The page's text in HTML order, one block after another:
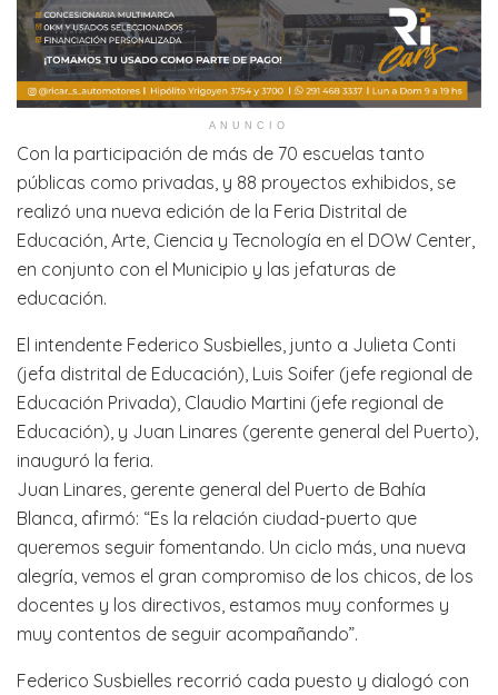
ANUNCIO
Con la participación de más de 70 escuelas tanto
públicas como privadas, y 88 proyectos exhibidos, se
realizó una nueva edición de la Feria Distrital de
Educación, Arte, Ciencia y Tecnología en el DOW Center,
en conjunto con el Municipio y las jefaturas de
educación.
El intendente Federico Susbielles, junto a Julieta Conti
(jefa distrital de Educación), Luis Soifer (jefe regional de
Educación Privada), Claudio Martini (jefe regional de
Educación), y Juan Linares (gerente general del Puerto),
inauguró la feria.
Juan Linares, gerente general del Puerto de Bahía
Blanca, afirmó: “Es la relación ciudad-puerto que
queremos seguir fomentando. Un ciclo más, una nueva
alegría, vemos el gran compromiso de los chicos, de los
docentes y los directivos, estamos muy conformes y
muy contentos de seguir acompañando”.
Federico Susbielles recorrió cada puesto y dialogó con